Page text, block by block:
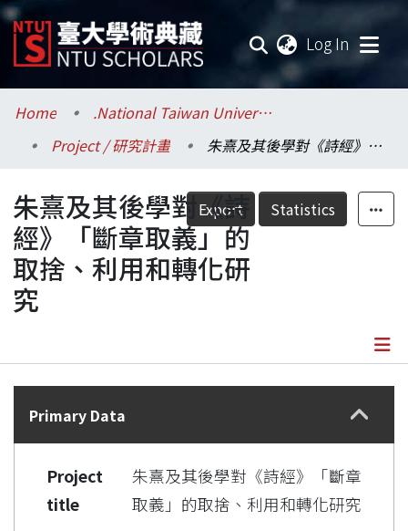
Log In
Communities & Collections
Research Outputs
Fundings & Projects
Researchers
Organizations
Home
.National Taiwan University / 國立臺灣大學
Project / 研究計畫
朱熹及其後學對《詩經》「斷章取義」的取捨、利用和轉化研究
Export Statistics
朱熹及其後學對《詩
經》「斷章取義」的
取捨、利用和轉化研
究
Details
Primary Data
Project
title
朱熹及其後學對《詩經》「斷章
取義」的取捨、利用和轉化研究